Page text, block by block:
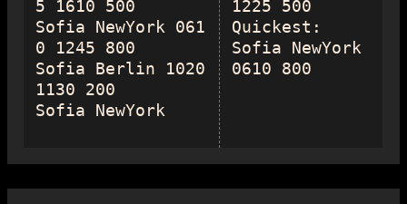
5 1610 500
Sofia NewYork 061
0 1245 800
Sofia Berlin 1020
1130 200
1225 500
Quickest:
Sofia NewYork